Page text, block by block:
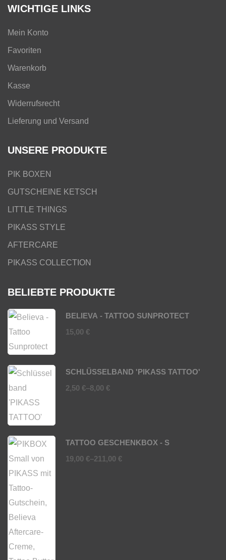
WICHTIGE LINKS
Mein Konto
Favoriten
Warenkorb
Kasse
Widerrufsrecht
Lieferung und Versand
UNSERE PRODUKTE
PIK BOXEN
GUTSCHEINE KETSCH
LITTLE THINGS
PIKASS STYLE
AFTERCARE
PIKASS COLLECTION
BELIEBTE PRODUKTE
BELIEVA - TATTOO SUNPROTECT
15,00 €
SCHLÜSSELBAND 'PIKASS TATTOO'
8,00 €
–
2,50 €
TATTOO GESCHENKBOX - S
211,00 €
–
19,00 €